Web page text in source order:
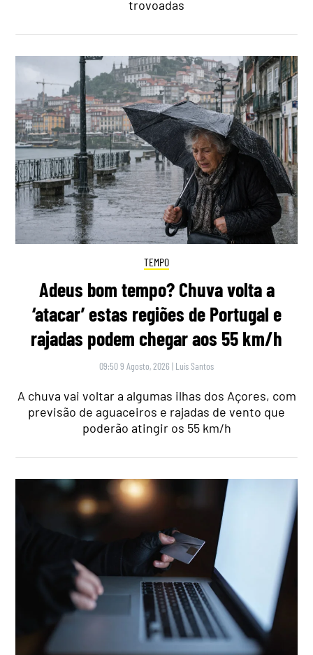
trovoadas
TEMPO
Adeus bom tempo? Chuva volta a
‘atacar’ estas regiões de Portugal e
rajadas podem chegar aos 55 km/h
09:50 9 Agosto, 2026 | Luís Santos
A chuva vai voltar a algumas ilhas dos Açores, com
previsão de aguaceiros e rajadas de vento que
poderão atingir os 55 km/h